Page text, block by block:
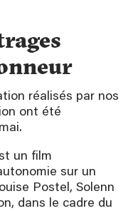
réalisés par nos
ont été
un film
sur un
Postel, Solenn
dans le cadre du